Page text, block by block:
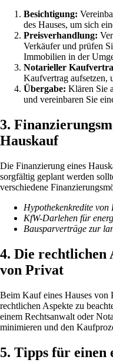
Besichtigung:
des Hauses, um sich
Preisverhandlung:
Verkäufer und prüfen
Immobilien in der
Notarieller
Kaufvertrag aufsetzen,
Übergabe: Klären Sie
und vereinbaren Sie
3.
Hauskauf
Die Finanzierung eines
sorgfältig geplant werden
verschiedene
Hypothekenkredite von
KfW-Darlehen für
Bausparverträge zur
4. Die rechtlichen
von Privat
Beim Kauf eines Hauses von
rechtlichen Aspekte zu
einem Rechtsanwalt oder
minimieren und den
5. Tipps für einen